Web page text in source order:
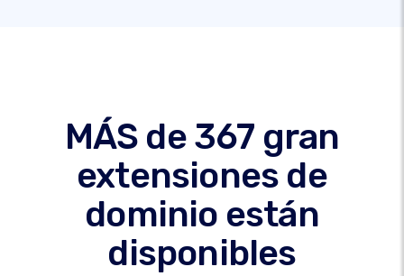
MÁS de 367 gran
extensiones de
dominio están
disponibles